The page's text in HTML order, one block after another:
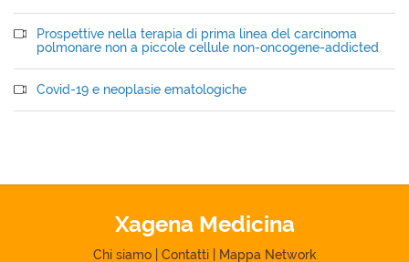
Prospettive nella terapia di prima linea del carcinoma
polmonare non a piccole cellule non-oncogene-addicted
Covid-19 e neoplasie ematologiche
Xagena Medicina
Chi siamo Contatti Mappa Network